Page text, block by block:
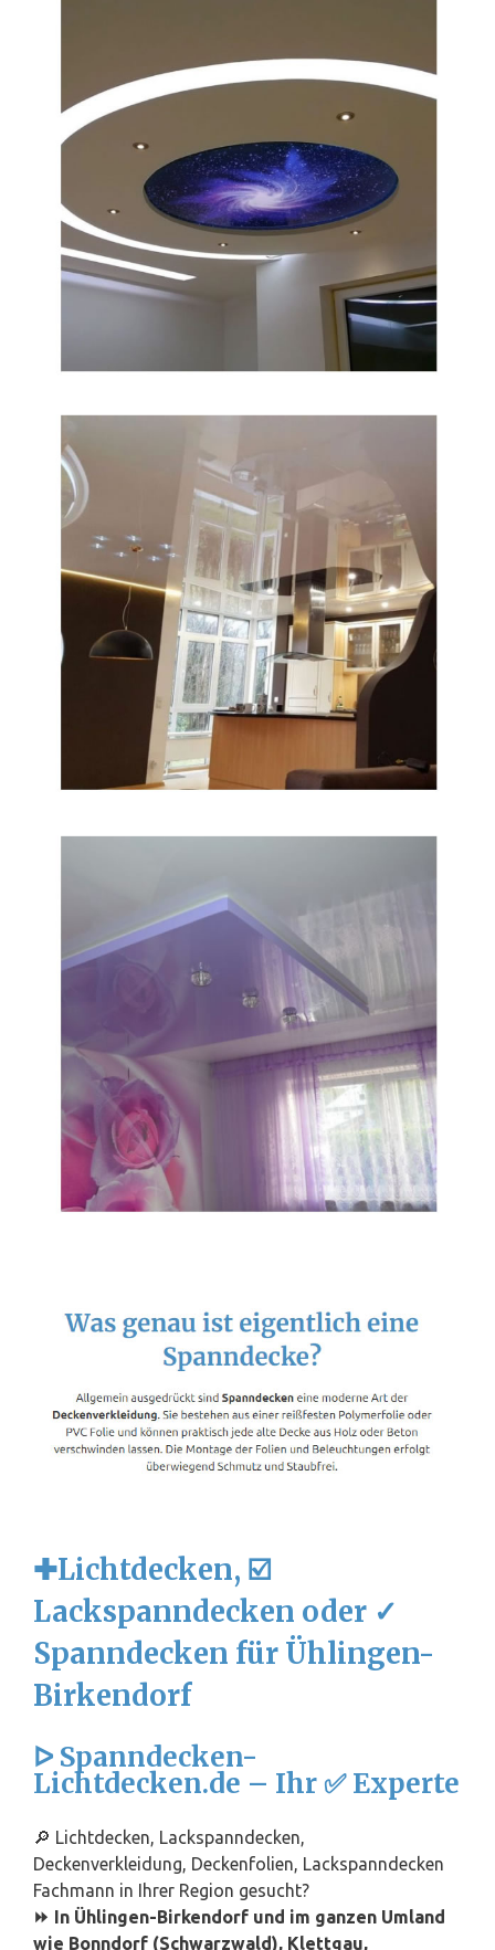
✚Lichtdecken, ☑️
Lackspanndecken oder ✓
Spanndecken für Ühlingen-
Birkendorf
ᐅ Spanndecken-
Lichtdecken.de – Ihr ✅ Experte
🔎 Lichtdecken, Lackspanndecken,
Deckenverkleidung, Deckenfolien, Lackspanndecken
Fachmann in Ihrer Region gesucht?
⏩ In Ühlingen-Birkendorf und im ganzen Umland
wie Bonndorf (Schwarzwald), Klettgau,